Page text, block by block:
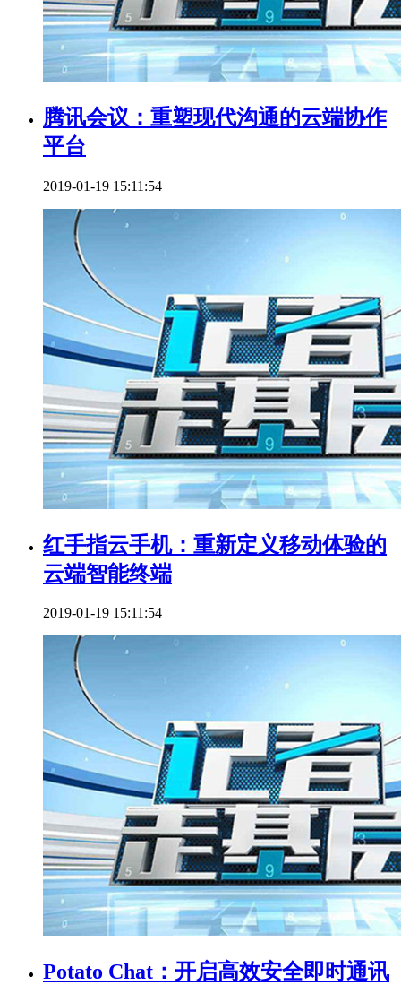
腾讯会议：重塑现代沟通的云端协作
平台
2019-01-19 15:11:54
红手指云手机：重新定义移动体验的
云端智能终端
2019-01-19 15:11:54
Potato Chat：开启高效安全即时通讯